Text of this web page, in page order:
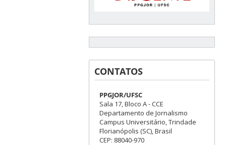
CONTATOS
PPGJOR/UFSC
Sala 17, Bloco A - CCE
Departamento de Jornalismo
Campus Universitário, Trindade
Florianópolis (SC), Brasil
CEP: 88040-970